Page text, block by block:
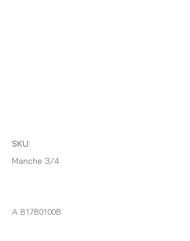
SKU:
Manche 3/4
A B17B0100B